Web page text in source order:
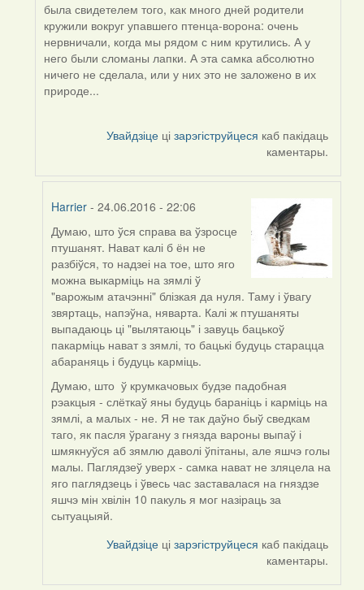
to
by
Harrier
была свидетелем того, как много дней родители
кружили вокруг упавшего птенца-ворона: очень
нервничали, когда мы рядом с ним крутились. А у
него были сломаны лапки. А эта самка абсолютно
ничего не сделала, или у них это не заложено в их
природе...
Увайдзіце цізарэгіструйцеся каб пакідаць
каментары.
Harrier - 24.06.2016 - 22:06
In
reply
to
by
Дарья
Думаю, што ўся справа ва ўзросце
птушанят. Нават калі б ён не
разбіўся, то надзеі на тое, што яго
можна выкарміць на зямлі ў
"варожым атачэнні" блізкая да нуля. Таму і ўвагу
звяртаць, напэўна, няварта. Калі ж птушаняты
выпадаюць ці "вылятаюць" і завуць бацькоў
пакарміць нават з зямлі, то бацькі будуць старацца
абараняць і будуць карміць.
Думаю, што ў крумкачовых будзе падобная
рэакцыя - слёткаў яны будуць бараніць і карміць на
зямлі, а малых - не. Я не так даўно быў сведкам
таго, як пасля ўрагану з гнязда вароны выпаў і
шмякнуўся аб зямлю даволі ўпітаны, але яшчэ голы
малы. Паглядзеў уверх - самка нават не зляцела на
яго паглядзець і ўвесь час заставалася на гняздзе
яшчэ мін хвілін 10 пакуль я мог назіраць за
сытуацыяй.
Увайдзіце цізарэгіструйцеся каб пакідаць
каментары.